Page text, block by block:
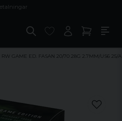
RW GAME ED. FASAN 20/70 28G 2.7MM/US6 25/